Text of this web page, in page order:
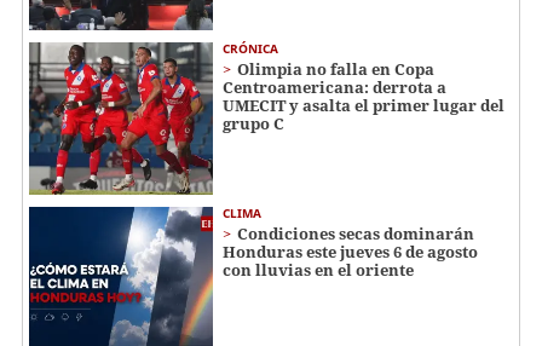
CRÓNICA
Olimpia no falla en Copa
Centroamericana: derrota a
UMECIT y asalta el primer lugar del
grupo C
CLIMA
Condiciones secas dominarán
Honduras este jueves 6 de agosto
con lluvias en el oriente